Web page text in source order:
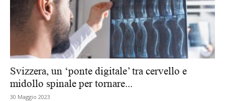
Svizzera, un ‘ponte digitale’ tra cervello e
midollo spinale per tornare...
30 Maggio 2023